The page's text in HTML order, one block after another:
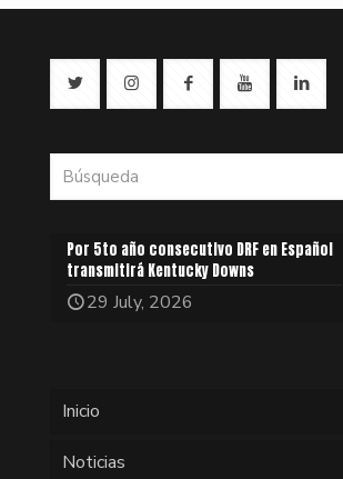
Por 5to año consecutivo DRF en Español
transmitirá Kentucky Downs
29 July, 2026
Inicio
Noticias